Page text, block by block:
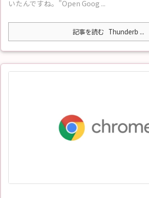
いたんですね。"Open Goog ...
記事を読む Thunderb ...